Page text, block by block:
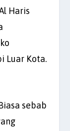
Haris
Luar Kota.
sebab